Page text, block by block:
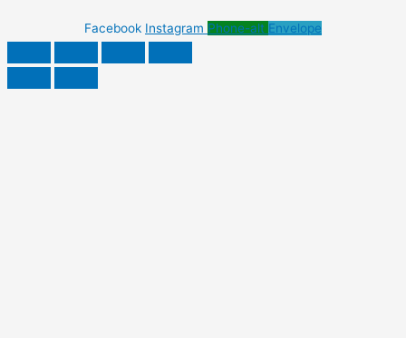
Facebook Instagram Phone-alt Envelope